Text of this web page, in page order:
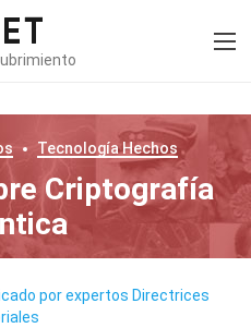
TecnologíaHechos
Criptografía
por expertos Directrices